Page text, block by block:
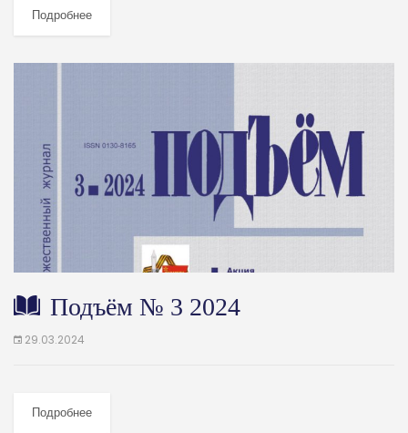
Подробнее
Подъём № 3 2024
29.03.2024
Подробнее